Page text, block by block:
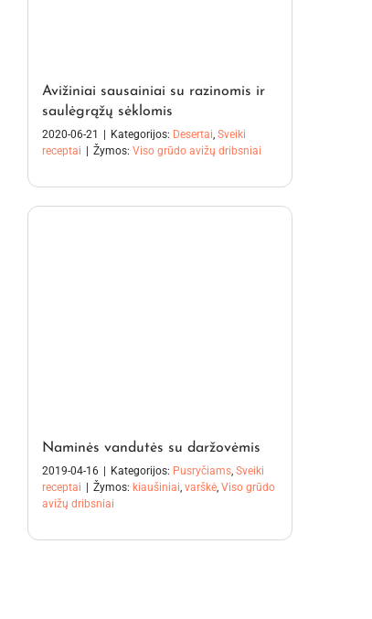
Avižiniai sausainiai su razinomis ir
saulėgrąžų sėklomis
2020-06-21 | Kategorijos: Desertai Sveiki
receptai | Žymos: Viso grūdo avižų dribsniai
Naminės vandutės su daržovėmis
2019-04-16 | Kategorijos: Pusryčiams Sveiki
receptai | Žymos: kiaušiniai varškė Viso grūdo
avižų dribsniai